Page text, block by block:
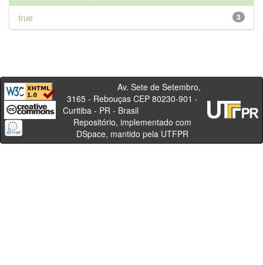
3
true
Av. Sete de Setembro,
3165 - Rebouças CEP 80230-901 -
Curitiba - PR - Brasil
Repositório, implementado com
DSpace, mantido pela UTFPR